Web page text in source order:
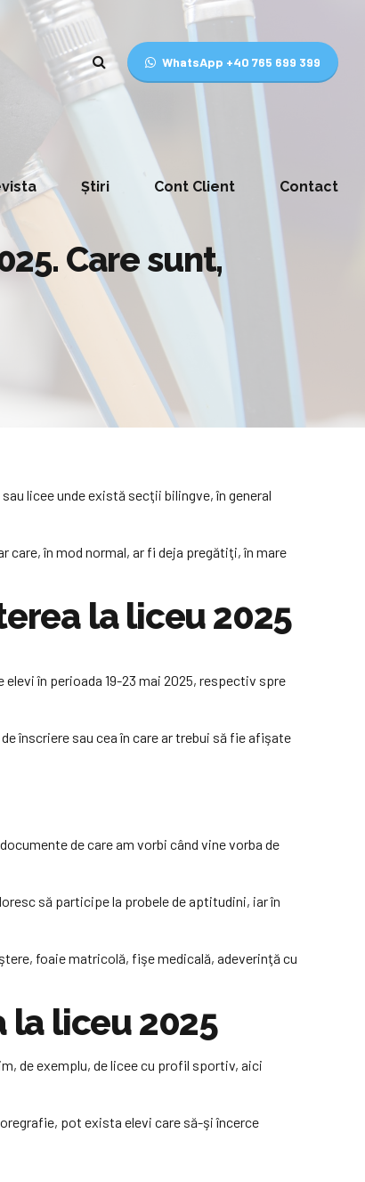
WhatsApp +40 765 699 399
Știri Cont Client Contact
Care sunt,
licee unde există secţii bilingve, în general
care, în mod normal, ar fi deja pregătiţi, în mare
la liceu 2025
în perioada 19-23 mai 2025, respectiv spre
înscriere sau cea în care ar trebui să fie afişate
de care am vorbi când vine vorba de
să participe la probele de aptitudini, iar în
foaie matricolă, fişe medicală, adeverinţă cu
liceu 2025
de exemplu, de licee cu profil sportiv, aici
pot exista elevi care să-şi încerce